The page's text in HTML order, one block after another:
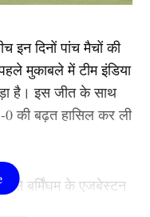
इन दिनों पांच मैचों की
मुकाबले में टीम इंडिया
है। इस जीत के साथ
0 की बढ़त हासिल कर ली
से बर्मिंघम के एजबेस्टन